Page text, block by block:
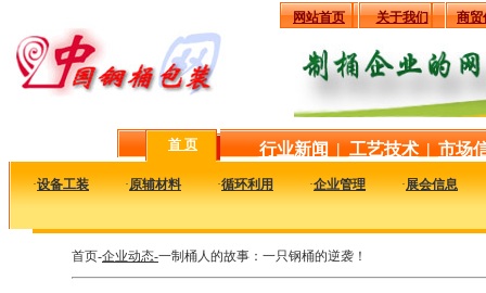
网站首页 关于我们 商贸
首 页 行业新闻 | 工艺技术 | 市场
·设备工装 ·原辅材料 ·循环利用 ·企业管理 ·展会信息
首页-企业动态-一制桶人的故事：一只钢桶的逆袭！